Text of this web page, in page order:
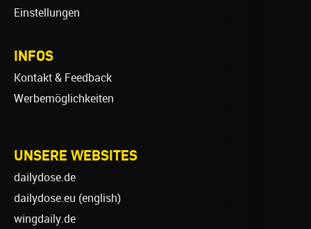
Einstellungen
INFOS
Kontakt & Feedback
Werbemöglichkeiten
UNSERE WEBSITES
dailydose.de
dailydose.eu (english)
wingdaily.de